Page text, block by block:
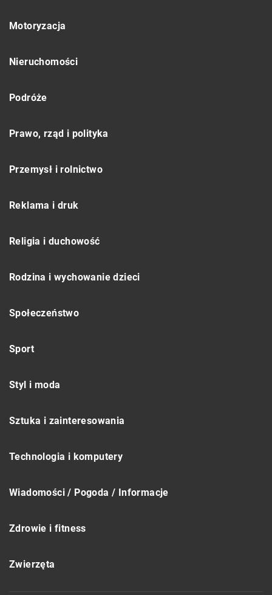
Motoryzacja
Nieruchomości
Podróże
Prawo, rząd i polityka
Przemysł i rolnictwo
Reklama i druk
Religia i duchowość
Rodzina i wychowanie dzieci
Społeczeństwo
Sport
Styl i moda
Sztuka i zainteresowania
Technologia i komputery
Wiadomości / Pogoda / Informacje
Zdrowie i fitness
Zwierzęta